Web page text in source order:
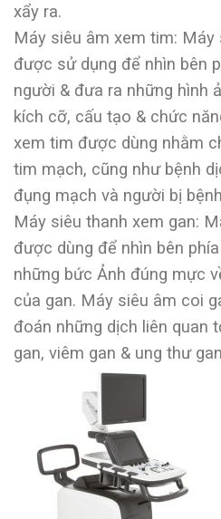
xẩy ra.
Máy siêu âm xem tim: Máy
được sử dụng để nhìn bên
người & đưa ra những hình
kích cỡ, cấu tạo & chức
xem tim được dùng nhằm
tim mạch, cũng như bệnh
đụng mạch và người bị
Máy siêu thanh xem gan:
được dùng để nhìn bên
những bức Ảnh đúng mực
của gan. Máy siêu âm coi
đoán những dịch liên quan
gan, viêm gan & ung thư